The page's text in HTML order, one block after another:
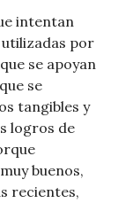
intentan
por
se apoyan
se
tangibles y
logros de
buenos,
recientes,